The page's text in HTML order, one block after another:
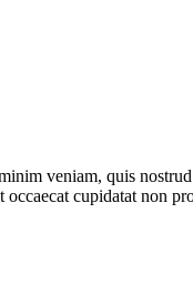
veniam, quis
cupidatat non